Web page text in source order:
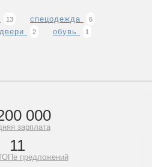
13 спецодежда 6
двери 2 обувь 1
000
зарплата
11
предложений